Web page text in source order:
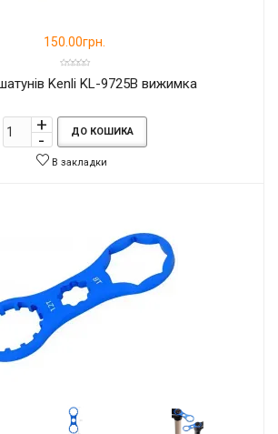
150.00грн.
Kenli KL-9725B вижимка
ДО КОШИКА
В закладки